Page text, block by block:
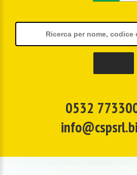
0532